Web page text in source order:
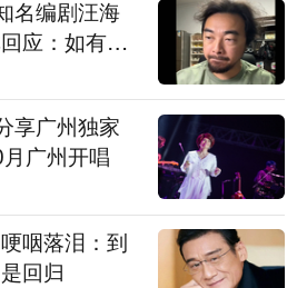
名编剧汪海
应：如有违
进行评判和
一一回应
享广州独家
广州开唱
咽落泪：到
回归